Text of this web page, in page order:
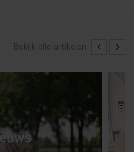
Bekijk alle artikelen